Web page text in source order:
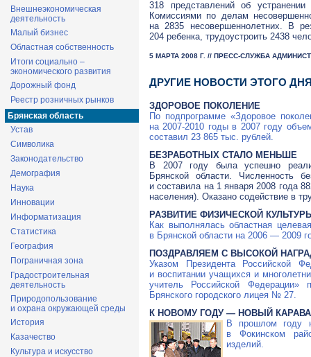
Внешнеэкономическая
деятельность
Малый бизнес
Областная собственность
Итоги социально –
экономического развития
Дорожный фонд
Реестр розничных рынков
Брянская область
Устав
Символика
Законодательство
Демография
Наука
Инновации
Информатизация
Статистика
География
Пограничная зона
Градостроительная
деятельность
Природопользование
и охрана окружающей среды
История
Казачество
Культура и искусство
318 представлений об
Комиссиями по делам
на 2835 несовершеннолетних. В
204 ребенка, трудоустроить 2438
5 МАРТА 2008 Г. // ПРЕСС-СЛУЖБА
ДРУГИЕ НОВОСТИ ЭТОГО
ЗДОРОВОЕ ПОКОЛЕНИЕ
По подпрограмме «Здоровое
на 2007-2010 годы в 2007 году
составил 23 865 тыс. рублей.
БЕЗРАБОТНЫХ СТАЛО МЕНЬШЕ
В 2007 году была успешно
Брянской области. Численность
и составила на 1 января 2008 года
населения). Оказано содействие в
РАЗВИТИЕ ФИЗИЧЕСКОЙ
Как выполнялась областная
в Брянской области на 2006 — 2009
ПОЗДРАВЛЯЕМ С ВЫСОКОЙ
Указом Президента Российской
и воспитании учащихся и
учитель Российской Федерации»
Брянского городского лицея № 27.
К НОВОМУ ГОДУ — НОВЫЙ
В прошлом году
в Фокинском
изделий.